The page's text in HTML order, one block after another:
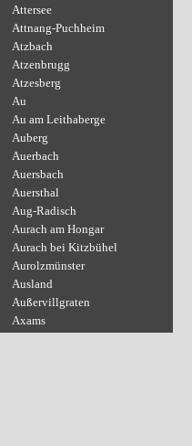
Attersee
Attnang-Puchheim
Atzbach
Atzenbrugg
Atzesberg
Au
Au am Leithaberge
Auberg
Auerbach
Auersbach
Auersthal
Aug-Radisch
Aurach am Hongar
Aurach bei Kitzbühel
Aurolzmünster
Ausland
Außervillgraten
Axams